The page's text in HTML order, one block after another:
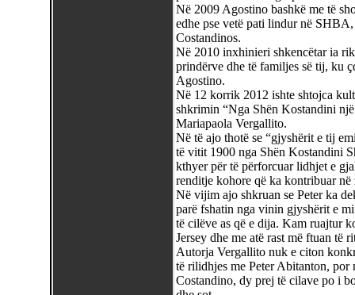
Në 2009 Agostino bashkë me të
edhe pse vetë pati lindur në
Costandinos.
Në 2010 inxhinieri shkencëtar ia
prindërve dhe të familjes së tij, ku
Agostino.
Në 12 korrik 2012 ishte shtojca
shkrimin “Nga Shën Kostandini
Mariapaola Vergallito.
Në të ajo thotë se “gjyshërit e tij
të vitit 1900 nga Shën Kostandini
kthyer për të përforcuar lidhjet e
renditje kohore që ka kontribuar
Në vijim ajo shkruan se Peter ka
parë fshatin nga vinin gjyshërit e
të cilëve as që e dija. Kam ruajtur
Jersey dhe me atë rast më ftuan të
Autorja Vergallito nuk e citon
të rilidhjes me Peter Abitanton, por
Costandino, dy prej të cilave po i